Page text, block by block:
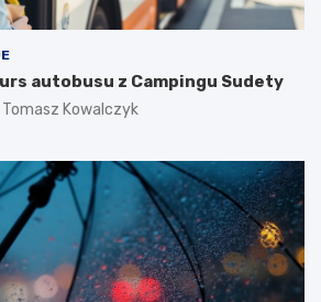
autobusu z Campingu Sudety
Tomasz Kowalczyk